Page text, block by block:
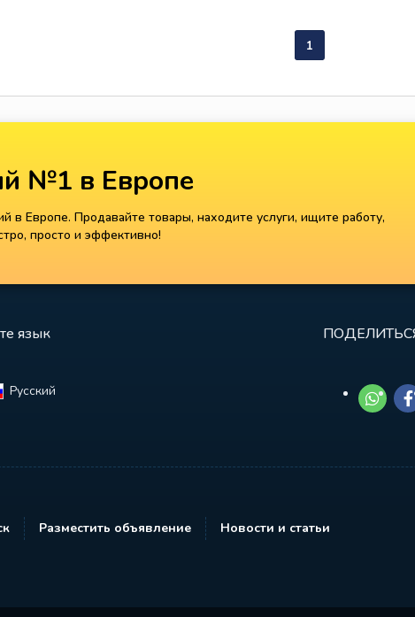
1
№1 в Европе
Европе. Продавайте товары, находите услуги, ищите работу,
просто и эффективно!
язык
Русский‎
Разместить объявление Новости и статьи